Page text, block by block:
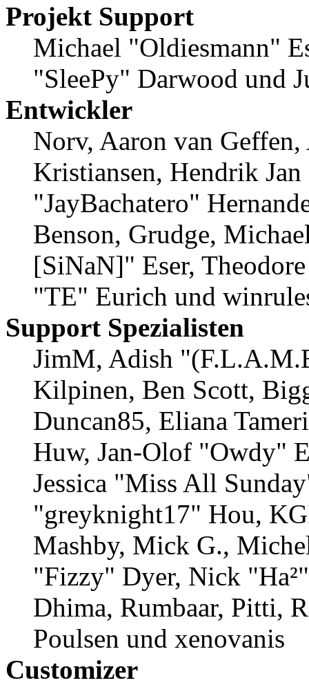
Projekt Support
Michael "Oldiesmann"
"SleePy" Darwood und
Entwickler
Norv, Aaron van
Kristiansen, Hendrik
"JayBachatero"
Benson, Grudge,
[SiNaN]" Eser,
"TE" Eurich und
Support Spezialisten
JimM, Adish
Kilpinen, Ben Scott,
Duncan85, Eliana
Huw, Jan-Olof "Owdy"
Jessica "Miss All
"greyknight17" Hou,
Mashby, Mick G.,
"Fizzy" Dyer, Nick
Dhima, Rumbaar, Pitti,
Poulsen und xenovanis
Customizer